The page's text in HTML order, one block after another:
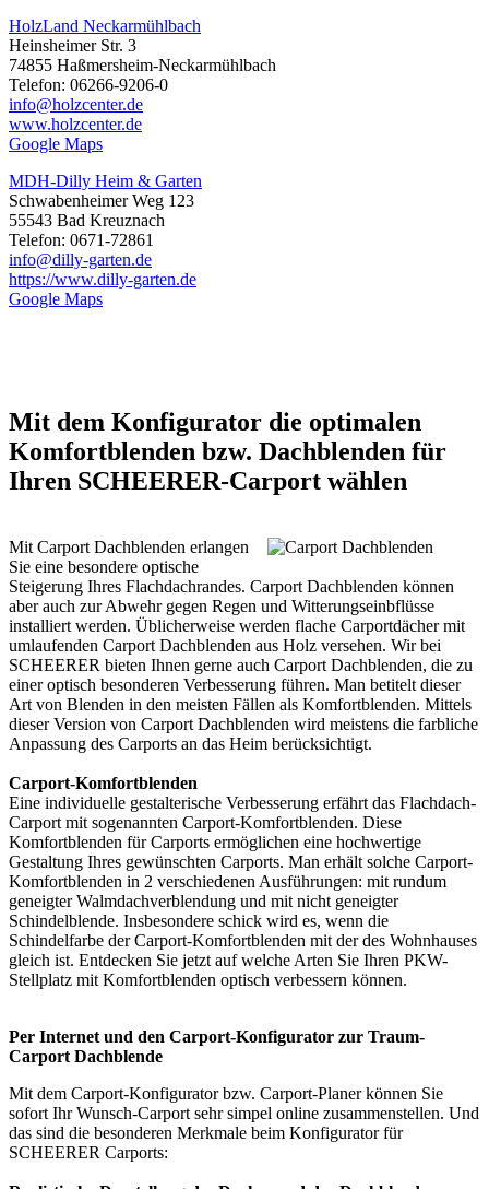
HolzLand Neckarmühlbach
Heinsheimer Str. 3
74855 Haßmersheim-Neckarmühlbach
Telefon: 06266-9206-0
info@holzcenter.de
www.holzcenter.de
Google Maps
MDH-Dilly Heim & Garten
Schwabenheimer Weg 123
55543 Bad Kreuznach
Telefon: 0671-72861
info@dilly-garten.de
https://www.dilly-garten.de
Google Maps
Mit dem Konfigurator die optimalen
Komfortblenden bzw. Dachblenden für
Ihren SCHEERER-Carport wählen
Mit Carport Dachblenden erlangen
Sie eine besondere optische
Steigerung Ihres Flachdachrandes. Carport Dachblenden können
aber auch zur Abwehr gegen Regen und Witterungseinbflüsse
installiert werden. Üblicherweise werden flache Carportdächer mit
umlaufenden Carport Dachblenden aus Holz versehen. Wir bei
SCHEERER bieten Ihnen gerne auch Carport Dachblenden, die zu
einer optisch besonderen Verbesserung führen. Man betitelt dieser
Art von Blenden in den meisten Fällen als Komfortblenden. Mittels
dieser Version von Carport Dachblenden wird meistens die farbliche
Anpassung des Carports an das Heim berücksichtigt.
Carport-Komfortblenden
Eine individuelle gestalterische Verbesserung erfährt das Flachdach-
Carport mit sogenannten Carport-Komfortblenden. Diese
Komfortblenden für Carports ermöglichen eine hochwertige
Gestaltung Ihres gewünschten Carports. Man erhält solche Carport-
Komfortblenden in 2 verschiedenen Ausführungen: mit rundum
geneigter Walmdachverblendung und mit nicht geneigter
Schindelblende. Insbesondere schick wird es, wenn die
Schindelfarbe der Carport-Komfortblenden mit der des Wohnhauses
gleich ist. Entdecken Sie jetzt auf welche Arten Sie Ihren PKW-
Stellplatz mit Komfortblenden optisch verbessern können.
Per Internet und den Carport-Konfigurator zur Traum-
Carport Dachblende
Mit dem Carport-Konfiguratorbzw. Carport-Planer können Sie
sofort Ihr Wunsch-Carport sehr simpel online zusammenstellen. Und
das sind die besonderen Merkmale beim Konfigurator für
SCHEERER Carports: